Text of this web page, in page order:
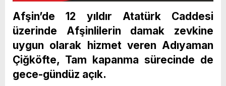
Afşin’de 12 yıldır Atatürk Caddesi
üzerinde Afşinlilerin damak zevkine
uygun olarak hizmet veren Adıyaman
Çiğköfte, Tam kapanma sürecinde de
gece-gündüz açık.